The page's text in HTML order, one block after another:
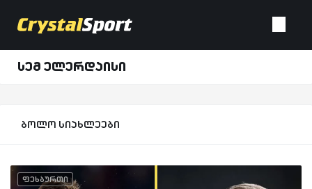
სემ ელერდაისი
ბოლო სიახლეები
ფეხბურთი